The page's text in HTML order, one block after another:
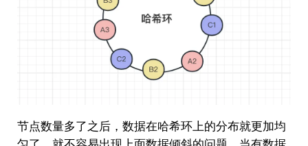
节点数量多了之后，数据在哈希环上的分布就更加均